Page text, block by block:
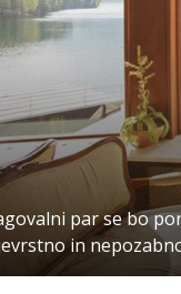
par se bo
in